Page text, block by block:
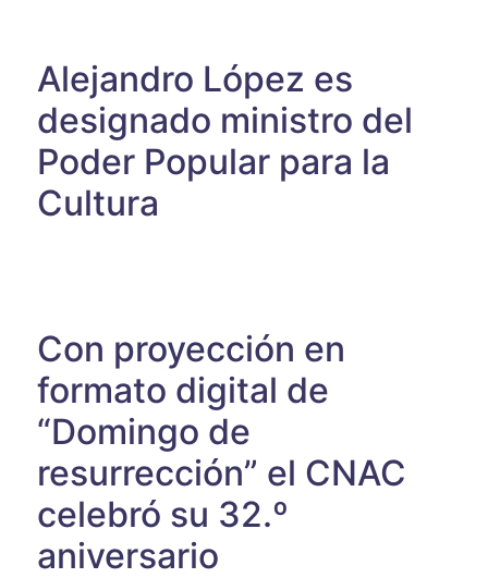
Alejandro López es
designado ministro del
Poder Popular para la
Cultura
Con proyección en
formato digital de
“Domingo de
resurrección” el CNAC
celebró su 32.º
aniversario